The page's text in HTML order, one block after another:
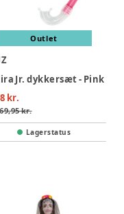
Outlet
Jr. dykkersæt - Pink
kr.
kr.
Lagerstatus